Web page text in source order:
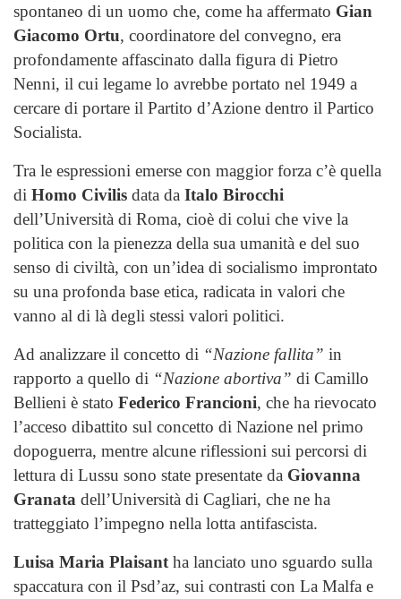
spontaneo di un uomo che, come ha affermato Gian
Giacomo Ortu, coordinatore del convegno, era
profondamente affascinato dalla figura di Pietro
Nenni, il cui legame lo avrebbe portato nel 1949 a
cercare di portare il Partito d’Azione dentro il Partico
Socialista.
Tra le espressioni emerse con maggior forza c’è quella
di Homo Civilis data da Italo Birocchi
dell’Università di Roma, cioè di colui che vive la
politica con la pienezza della sua umanità e del suo
senso di civiltà, con un’idea di socialismo improntato
su una profonda base etica, radicata in valori che
vanno al di là degli stessi valori politici.
Ad analizzare il concetto di “Nazione fallita” in
rapporto a quello di “Nazione abortiva” di Camillo
Bellieni è stato Federico Francioni, che ha rievocato
l’acceso dibattito sul concetto di Nazione nel primo
dopoguerra, mentre alcune riflessioni sui percorsi di
lettura di Lussu sono state presentate da Giovanna
Granata dell’Università di Cagliari, che ne ha
tratteggiato l’impegno nella lotta antifascista.
Luisa Maria Plaisant ha lanciato uno sguardo sulla
spaccatura con il Psd’az, sui contrasti con La Malfa e